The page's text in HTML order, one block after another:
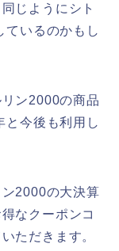
じようにシト
ているのかもし
ン2000の商品
今後も利用し
2000の大決算
なクーポンコ
ただきます。